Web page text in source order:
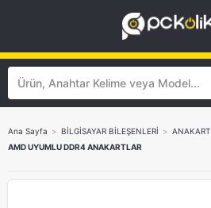
Ana Sayfa > BİLGİSAYAR BİLEŞENLERİ > ANAKART
AMD UYUMLU DDR4 ANAKARTLAR